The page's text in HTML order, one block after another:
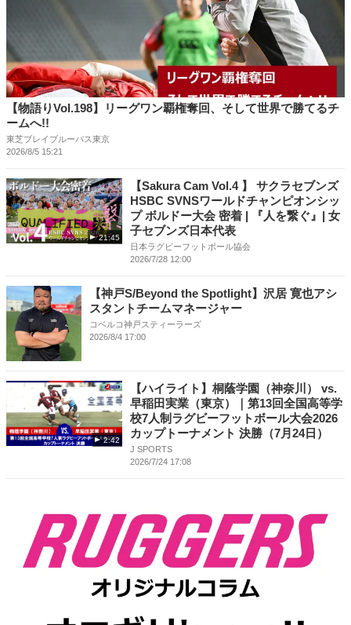
【物語りVol.198】リーグワン覇権奪回、そして世界で勝てるチ
ームへ!!
東芝ブレイブルーパス東京
2026/8/5 15:21
21:45
【Sakura Cam Vol.4 】 サクラセブンズ
HSBC SVNSワールドチャンピオンシッ
プ ボルドー大会 密着 | 『人を繋ぐ』| 女
子セブンズ日本代表
日本ラグビーフットボール協会
2026/7/28 12:00
【神戸S/Beyond the Spotlight】沢居 寛也アシ
スタントチームマネージャー
コベルコ神戸スティーラーズ
2026/8/4 17:00
2:42
【ハイライト】桐蔭学園（神奈川） vs.
早稲田実業（東京）｜第13回全国高等学
校7人制ラグビーフットボール大会2026
カップトーナメント 決勝（7月24日）
J SPORTS
2026/7/24 17:08